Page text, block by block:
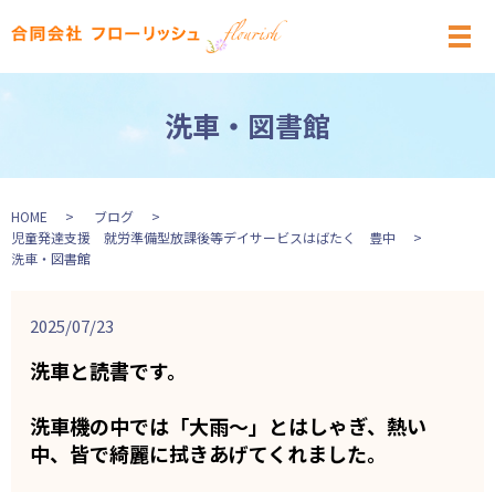
メ
洗車・図書館
HOME
ブログ
児童発達支援 就労準備型放課後等デイサービスはばたく 豊中
洗車・図書館
2025/07/23
洗車と読書です。
洗車機の中では「大雨〜」とはしゃぎ、熱い
中、皆で綺麗に拭きあげてくれました。